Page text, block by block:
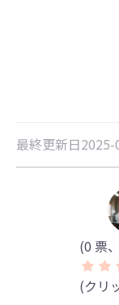
最終更新日
(0 票
(クリ